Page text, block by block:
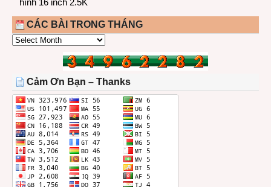
hình 16 inch 2.5K
CÁC BÀI TRONG THÁNG
CÁC
THÁNG
Cảm Ơn Bạn – Thanks